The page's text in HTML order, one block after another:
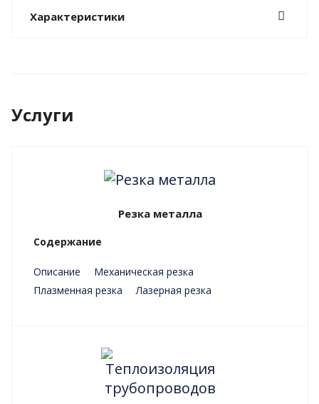
Характеристики
Услуги
Резка металла
Содержание
Описание
Механическая резка
Плазменная резка
Лазерная резка